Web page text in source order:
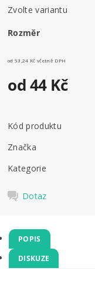
Zvolte variantu
Rozměr
od 53,24 Kč včetně DPH
od 44 Kč
Kód produktu
Značka
Kategorie
Dotaz
POPIS
DISKUZE